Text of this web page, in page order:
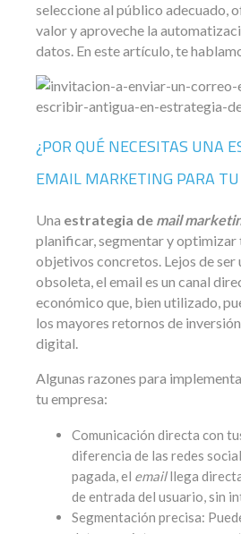
seleccione al público adecuado,
valor y aproveche la
datos. En este artículo, te
¿POR QUÉ NECESITAS UNA
EMAIL MARKETING PARA
Una estrategia de mail
planificar, segmentar y optimizar
objetivos concretos. Lejos de ser
obsoleta, el email es un canal
económico que, bien utilizado,
los mayores retornos de
digital.
Algunas razones para
tu empresa:
Comunicación directa con
diferencia de las redes
pagada, el emailllega
de entrada del usuario, sin
Segmentación precisa: